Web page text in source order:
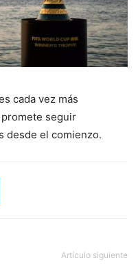
cada vez más
seguir
desde el comienzo.
Artículo siguiente